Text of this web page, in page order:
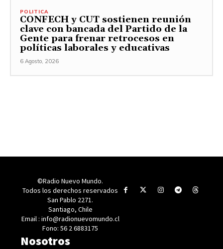
POLITICA
CONFECH y CUT sostienen reunión
clave con bancada del Partido de la
Gente para frenar retrocesos en
políticas laborales y educativas
6 Agosto, 2026
©Radio Nuevo Mundo.
Todos los derechos reservados
San Pablo 2271.
Santiago, Chile
Email : info@radionuevomundo.cl
Fono: 56 2 6883175
Nosotros